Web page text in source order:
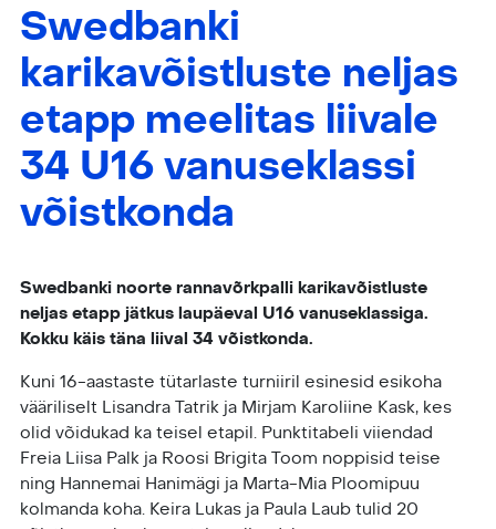
Swedbanki
karikavõistluste neljas
etapp meelitas liivale
34 U16 vanuseklassi
võistkonda
Swedbanki noorte rannavõrkpalli karikavõistluste
neljas etapp jätkus laupäeval U16 vanuseklassiga.
Kokku käis täna liival 34 võistkonda.
Kuni 16-aastaste tütarlaste turniiril esinesid esikoha
vääriliselt Lisandra Tatrik ja Mirjam Karoliine Kask, kes
olid võidukad ka teisel etapil. Punktitabeli viiendad
Freia Liisa Palk ja Roosi Brigita Toom noppisid teise
ning Hannemai Hanimägi ja Marta-Mia Ploomipuu
kolmanda koha. Keira Lukas ja Paula Laub tulid 20